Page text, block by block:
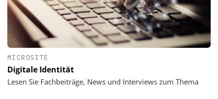
MICROSITE
Digitale Identität
Lesen Sie Fachbeiträge, News und Interviews zum Thema